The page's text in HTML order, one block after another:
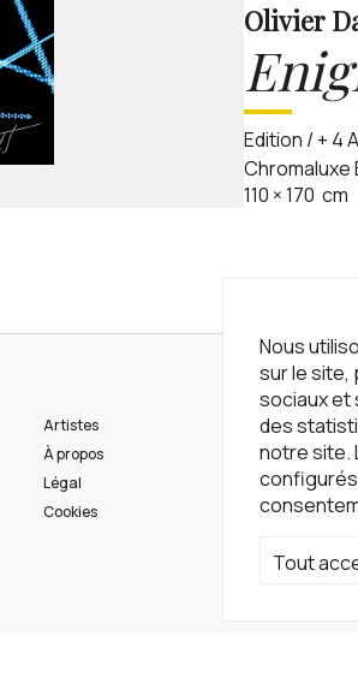
Nous
sur le site,
sociaux et
des
notre site.
Tout
Olivier
Edition / + 4
Chromaluxe
110 ×170 cm
Artistes
À propos
Légal
Cookies
Inscrivez-
Réseaux